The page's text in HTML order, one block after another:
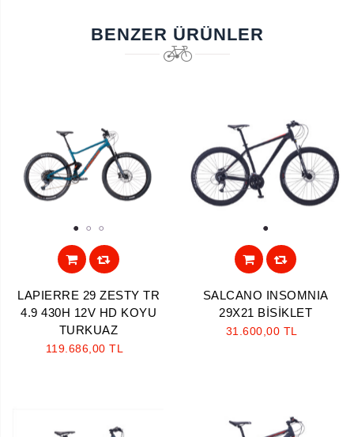
BENZER ÜRÜNLER
LAPIERRE 29 ZESTY TR
4.9 430H 12V HD KOYU
TURKUAZ
119.686,00 TL
SALCANO INSOMNIA
29X21 BİSİKLET
31.600,00 TL